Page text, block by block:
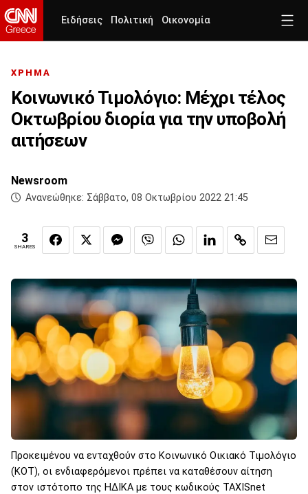
Ειδήσεις Πολιτική Οικονομία
ΧΡΗΜΑ
Κοινωνικό Τιμολόγιο: Μέχρι τέλος
Οκτωβρίου διορία για την υποβολή
αιτήσεων
Newsroom
Ανανεώθηκε: Σάββατο, 08 Οκτωβρίου 2022 21:45
3
SHARES
Προκειμένου να ενταχθούν στο Κοινωνικό Οικιακό Τιμολόγιο
(ΚΟΤ), οι ενδιαφερόμενοι πρέπει να καταθέσουν αίτηση
στον ιστότοπο της ΗΔΙΚΑ με τους κωδικούς TAXISnet